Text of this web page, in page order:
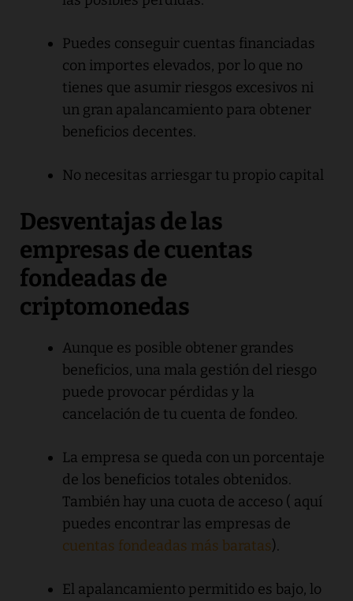
Puedes conseguir cuentas financiadas
con importes elevados, por lo que no
tienes que asumir riesgos excesivos ni
un gran apalancamiento para obtener
beneficios decentes.
No necesitas arriesgar tu propio capital
Desventajas de las
empresas de cuentas
fondeadas de
criptomonedas
Aunque es posible obtener grandes
beneficios, una mala gestión del riesgo
puede provocar pérdidas y la
cancelación de tu cuenta de fondeo.
La empresa se queda con un porcentaje
de los beneficios totales obtenidos.
También hay una cuota de acceso ( aquí
puedes encontrar las empresas de
cuentas fondeadas más baratas).
El apalancamiento permitido es bajo, lo